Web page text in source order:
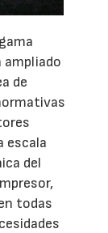
ampliado
de
escala
del
todas